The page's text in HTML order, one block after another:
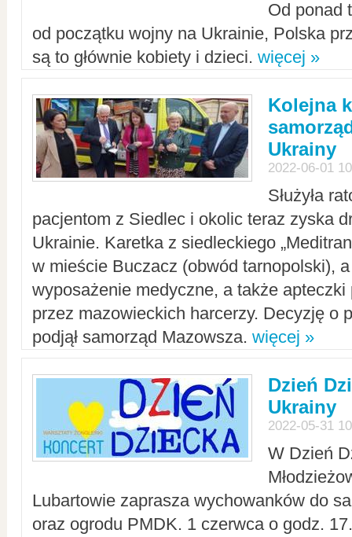
Od ponad
od początku wojny na Ukrainie, Polska
są to głównie kobiety i dzieci. więcej »
Kolejna
Ukrainy
2022-06-01
Służyła
pacjentom z Siedlec i okolic teraz zyska
Ukrainie. Karetka z siedleckiego
w mieście Buczacz (obwód tarnopolski),
wyposażenie medyczne, a także apteczki
przez mazowieckich harcerzy. Decyzję o
podjął samorząd Mazowsza. więcej »
Dzień
Ukrainy
2022-05-31
W Dzień
Lubartowie zaprasza wychowanków do
oraz ogrodu PMDK. 1 czerwca o godz.